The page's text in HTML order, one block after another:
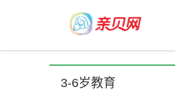
3-6岁教育